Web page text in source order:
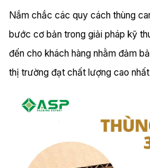
Nắm chắc các quy cách thùng
bước cơ bản trong giải pháp kỹ
đến cho khách hàng nhằm đảm
thị trường đạt chất lượng cao